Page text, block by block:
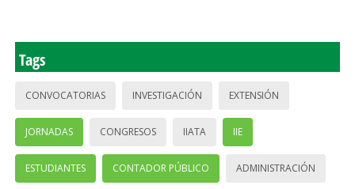
Tags
CONVOCATORIAS INVESTIGACIÓN EXTENSIÓN
JORNADAS CONGRESOS IIATA IIE
ESTUDIANTES CONTADOR PÚBLICO ADMINISTRACIÓN